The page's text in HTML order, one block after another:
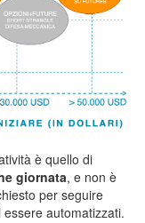
è quello di
giornata, e non è
per seguire
automatizzati.